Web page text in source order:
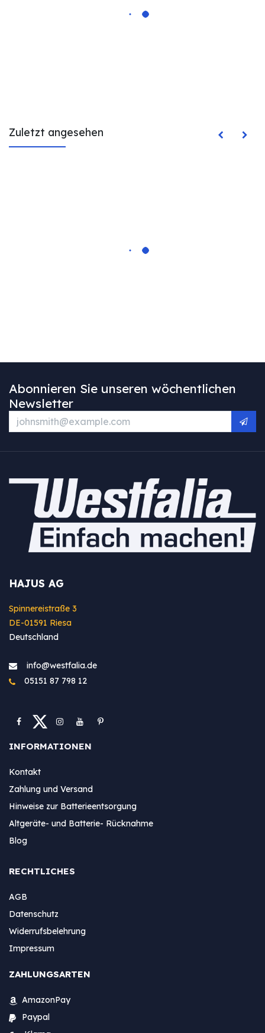
Zuletzt angesehen
Abonnieren Sie unseren wöchentlichen
Newsletter
HAJUS AG
Spinnereistraße 3
DE-01591 Riesa
Deutschland
info@westfa​lia.de
05151 87 798 12
INFORMATIONEN
Kontakt
Zahlung und Versand
Hinweise zur Batterieentsorgung
Altgeräte- und Batterie- Rücknahme
Blog
RECHTLICHES
AGB
Datenschutz
Widerrufsbelehrung
Impressum
ZAHLUNGSARTEN
AmazonPay
Paypal